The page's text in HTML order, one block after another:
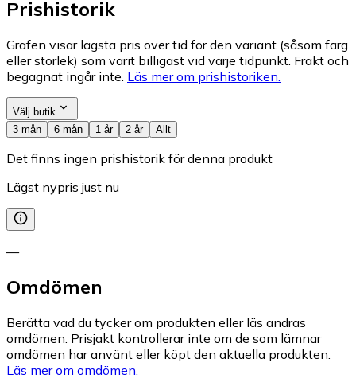
Prishistorik
Grafen visar lägsta pris över tid för den variant (såsom färg
eller storlek) som varit billigast vid varje tidpunkt. Frakt och
begagnat ingår inte. Läs mer om prishistoriken.
Välj butik
3 mån
6 mån 1 år 2 år Allt
Det finns ingen prishistorik för denna produkt
Lägst nypris just nu
—
Omdömen
Berätta vad du tycker om produkten eller läs andras
omdömen. Prisjakt kontrollerar inte om de som lämnar
omdömen har använt eller köpt den aktuella produkten.
Läs mer om omdömen.